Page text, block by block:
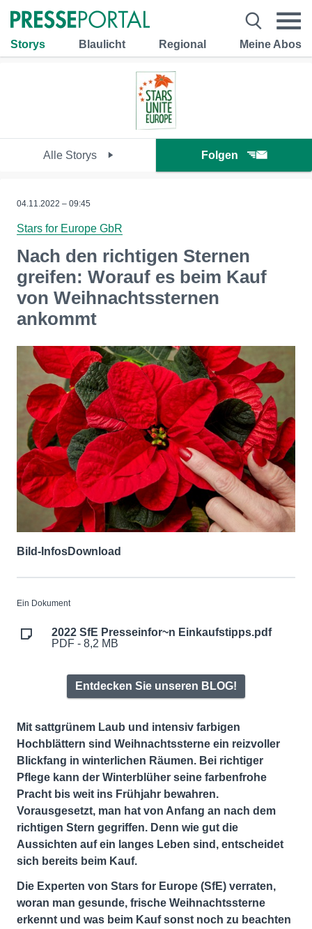
Storys Blaulicht Regional Meine Abos
Alle Storys Folgen
04.11.2022 – 09:45
Stars for Europe GbR
Nach den richtigen Sternen
greifen: Worauf es beim Kauf
von Weihnachtssternen
ankommt
Bild-InfosDownload
Ein Dokument
2022 SfE Presseinfor~n Einkaufstipps.pdf
PDF - 8,2 MB
Entdecken Sie unseren BLOG!
Mit sattgrünem Laub und intensiv farbigen
Hochblättern sind Weihnachtssterne ein reizvoller
Blickfang in winterlichen Räumen. Bei richtiger
Pflege kann der Winterblüher seine farbenfrohe
Pracht bis weit ins Frühjahr bewahren.
Vorausgesetzt, man hat von Anfang an nach dem
richtigen Stern gegriffen. Denn wie gut die
Aussichten auf ein langes Leben sind, entscheidet
sich bereits beim Kauf.
Die Experten von Stars for Europe (SfE) verraten,
woran man gesunde, frische Weihnachtssterne
erkennt und was beim Kauf sonst noch zu beachten